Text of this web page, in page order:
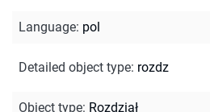
Language: pol
Detailed object type: rozdz
Object type: Rozdział